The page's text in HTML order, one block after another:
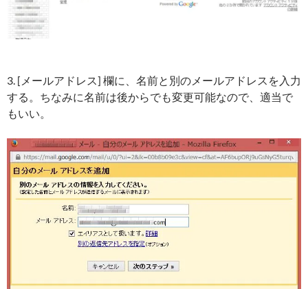
3. [メールアドレス] 欄に、名前と別のメールアドレスを入力
する。ちなみに名前は後からでも変更可能なので、適当で
もいい。